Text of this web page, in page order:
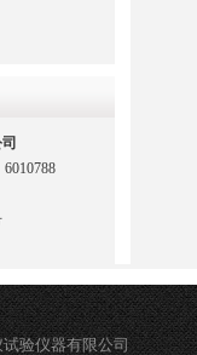
验仪器有限公司